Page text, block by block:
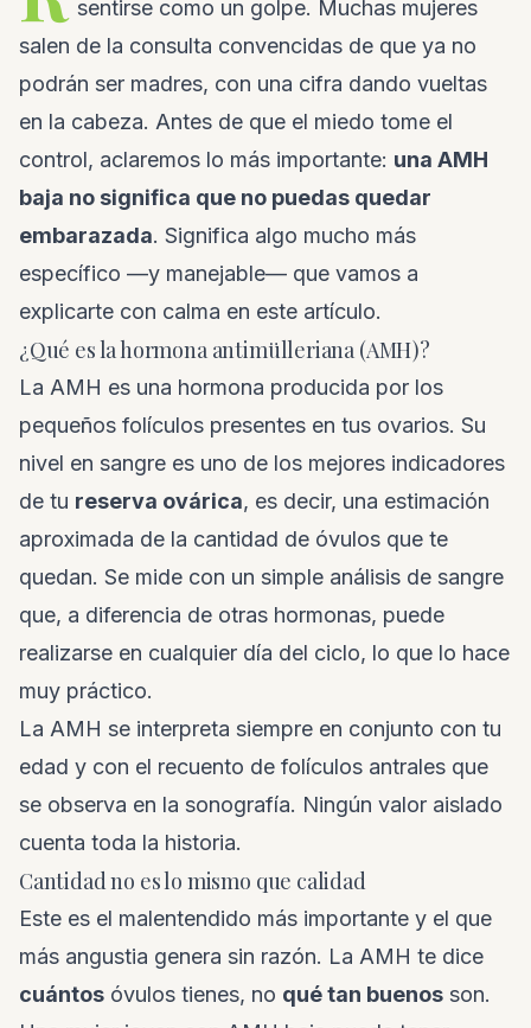
sentirse como un golpe. Muchas mujeres
salen de la consulta convencidas de que ya no
podrán ser madres, con una cifra dando vueltas
en la cabeza. Antes de que el miedo tome el
control, aclaremos lo más importante: una AMH
baja no significa que no puedas quedar
embarazada. Significa algo mucho más
específico —y manejable— que vamos a
explicarte con calma en este artículo.
¿Qué es la hormona antimülleriana (AMH)?
La AMH es una hormona producida por los
pequeños folículos presentes en tus ovarios. Su
nivel en sangre es uno de los mejores indicadores
de tu reserva ovárica, es decir, una estimación
aproximada de la cantidad de óvulos que te
quedan. Se mide con un simple análisis de sangre
que, a diferencia de otras hormonas, puede
realizarse en cualquier día del ciclo, lo que lo hace
muy práctico.
La AMH se interpreta siempre en conjunto con tu
edad y con el recuento de folículos antrales que
se observa en la sonografía. Ningún valor aislado
cuenta toda la historia.
Cantidad no es lo mismo que calidad
Este es el malentendido más importante y el que
más angustia genera sin razón. La AMH te dice
cuántos óvulos tienes, no qué tan buenos son.